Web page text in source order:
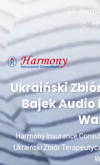
Ukraiński
Bajek Audio
Harmony Insurance
Ukraiński Zbiór